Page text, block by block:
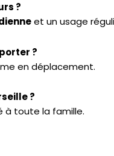
?
et un usage
?
en déplacement.
?
à toute la famille.